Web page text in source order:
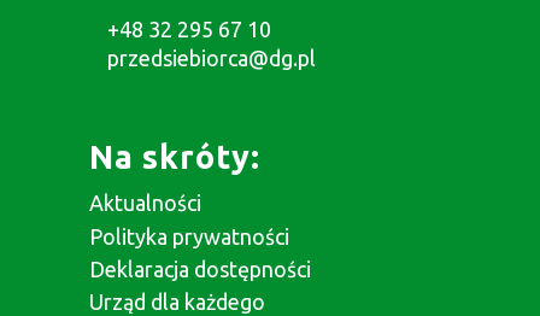
+48 32 295 67 10
przedsiebiorca@dg.pl
Na skróty:
Aktualności
Polityka prywatności
Deklaracja dostępności
Urząd dla każdego